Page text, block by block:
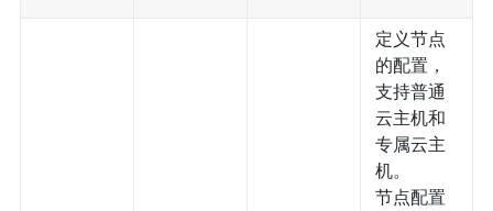
定义节点
的配置，
支持普通
云主机和
专属云主
机。
节点配置